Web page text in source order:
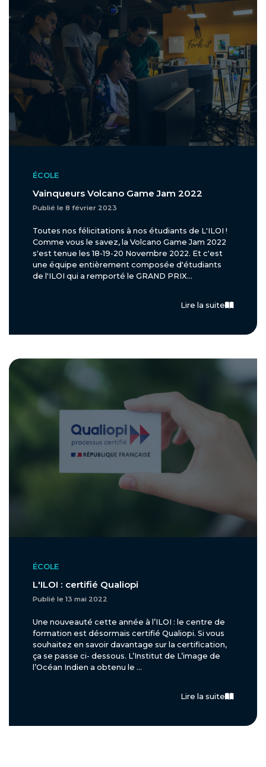
ÉCOLE
Vainqueurs Volcano Game Jam 2022
Publié le 8 février 2023
Toutes nos félicitations à nos étudiants de L'ILOI !
Comme vous le savez, la Volcano Game Jam 2022
s'est tenue les 18-19-20 Novembre 2022. Et c'est
une équipe entièrement composée d'étudiants
de l'ILOI qui a remporté le GRAND PRIX...
Lire la suite
ÉCOLE
L'ILOI : certifié Qualiopi
Publié le 13 mai 2022
Une nouveauté cette année à l’ILOI : le centre de
formation est désormais certifié Qualiopi. Si vous
souhaitez en savoir davantage sur la certification,
ça se passe ci- dessous. L’Institut de L’image de
l’Océan Indien a obtenu le ...
Lire la suite